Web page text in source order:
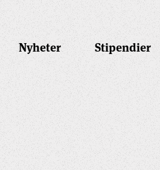
Nyheter Stipendier